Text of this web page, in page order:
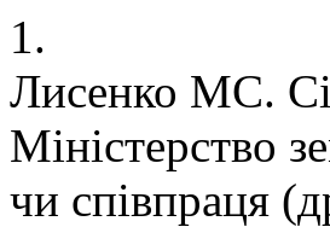
1.
Лисенко МС.
Міністерство
чи співпраця